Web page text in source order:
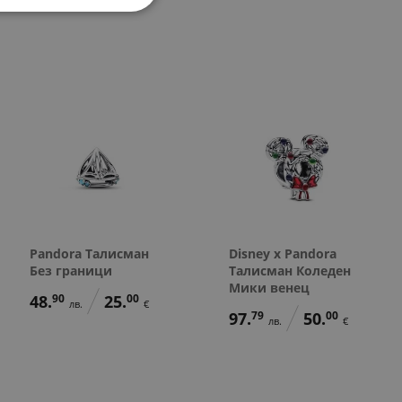
48. лв. 97.79 лв.
43.00 € 144.73
Pandora Талисман
Без граници
48.90 лв. 25.00 €
Disney x Pandora
Талисман Коледен
Мики венец
97.79 лв. 50.00 €